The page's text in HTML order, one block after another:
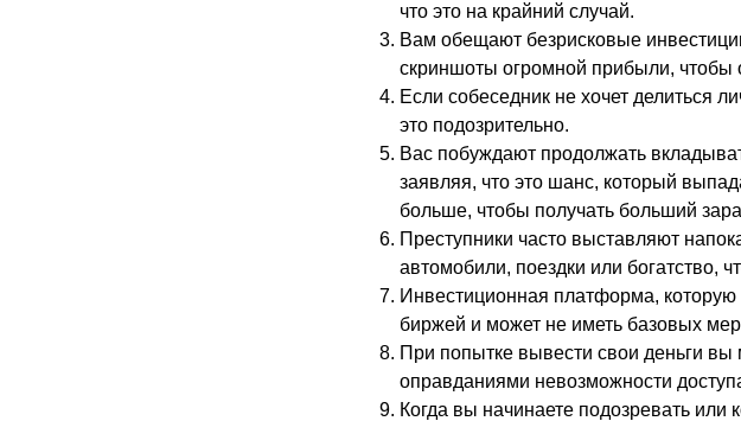
что это на крайний случай.
Вам обещают безрисковые
скриншоты огромной прибыли, чтобы
Если собеседник не хочет
это подозрительно.
Вас побуждают продолжать
заявляя, что это шанс, который
больше, чтобы получать больший
Преступники часто выставляют
автомобили, поездки или богатство,
Инвестиционная платформа,
биржей и может не иметь базовых
При попытке вывести свои деньги вы
оправданиями невозможности
Когда вы начинаете подозревать или